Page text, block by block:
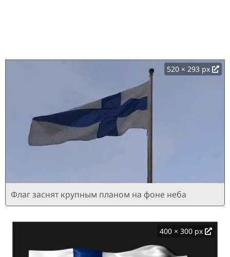
520 × 293 px
Флаг заснят крупным планом на фоне неба
400 × 300 px